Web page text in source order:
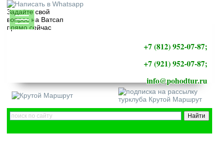
Задайте свой
вопрос на Ватсап
прямо сейчас
+7 (812) 952-07-87;
+7 (921) 952-07-87;
info@pohodtur.ru